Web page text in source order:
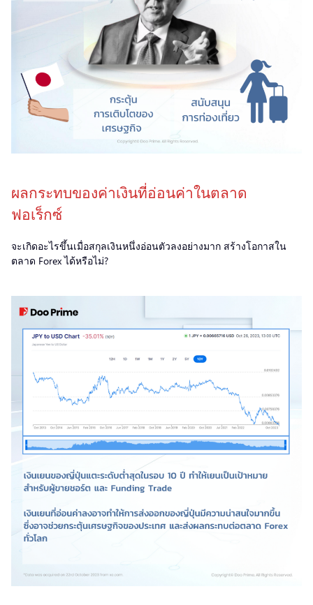
ผลกระทบของค่าเงินที่อ่อนค่าในตลาด
ฟอเร็กซ์
จะเกิดอะไรขึ้นเมื่อสกุลเงินหนึ่งอ่อนตัวลงอย่างมาก สร้างโอกาสใน
ตลาด Forex ได้หรือไม่?